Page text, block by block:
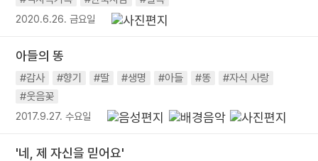
2020.6.26. 금요일
아들의 똥
#감사 #향기 #딸 #생명 #아들 #똥
#자식 사랑
#웃음꽃
2017.9.27. 수요일
'네, 제 자신을 믿어요'